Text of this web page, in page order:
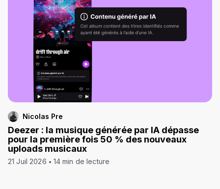
Nicolas Pre
Deezer : la musique générée par IA dépasse
pour la première fois 50 % des nouveaux
uploads musicaux
21 Juil 2026 14 min de lecture